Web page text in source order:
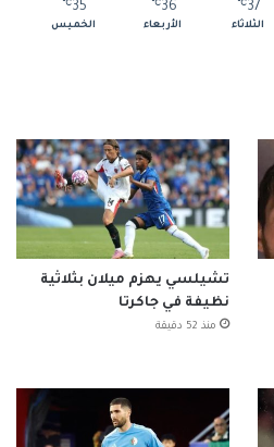
37
℃
الثلاثاء
36
℃
الأربعاء
35
℃
الخميس
تشيلسي يهزم ميلان بثلاثية
نظيفة في جاكرتا
منذ 52 دقيقة